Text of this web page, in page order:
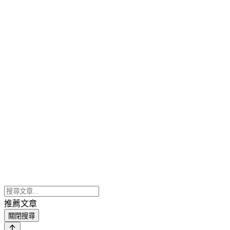
推薦文章
關閉搜尋